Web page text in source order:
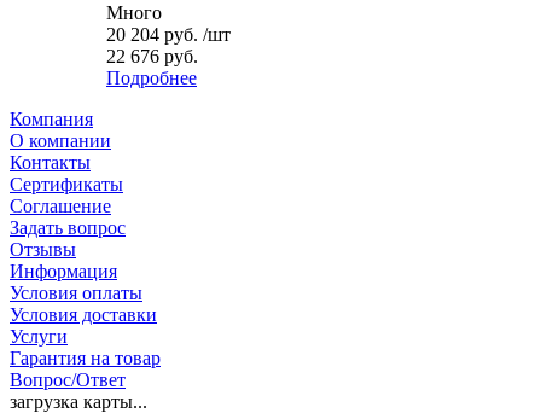
Много
20 204 руб. /шт
22 676 руб.
Подробнее
Компания
О компании
Контакты
Сертификаты
Соглашение
Задать вопрос
Отзывы
Информация
Условия оплаты
Условия доставки
Услуги
Гарантия на товар
Вопрос/Ответ
загрузка карты...